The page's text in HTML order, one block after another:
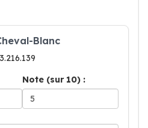
Blanc
Note (sur 10) :